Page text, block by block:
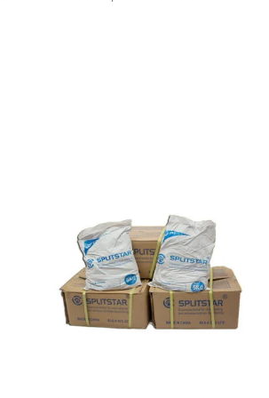
absorbe las vibraciones durante el
de piñonería.
fácilmente unidades a gasolina, diesel
los procesos de limpieza y engrase
jornada.
en Ferrefarbef, detallamos las